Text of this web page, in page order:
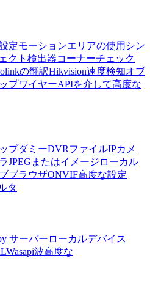
定モーションエリアの使用 シン
クト検出器コーナーチェック
の翻訳Hikvision速度検知オブ
プワイヤーAPIを介して高度な
プダミーDVRファイルIPカメ
JPEGまたはイメージ ローカル
ブラウザONVIF高度な設定
タ
サーバー ローカルデバイス
Wasapi波高度な